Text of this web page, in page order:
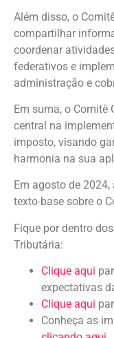
Além disso, o
compartilhar
coordenar
federativos e
administração e
Em suma, o Comitê
central na
imposto, visando
harmonia na sua
Em agosto de
texto-base sobre o
Fique por dentro
Tributária:
Clique aqui
expectativas
Clique aqui
Conheça as